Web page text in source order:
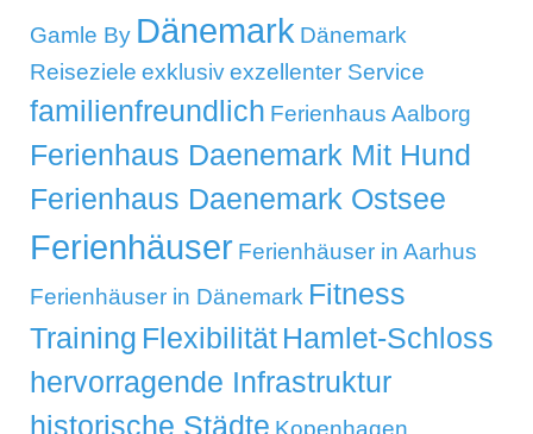
Gamle By Dänemark Dänemark
Reiseziele exklusivexzellenter Service
familienfreundlich Ferienhaus Aalborg
Ferienhaus Daenemark Mit Hund
Ferienhaus Daenemark Ostsee
Ferienhäuser Ferienhäuser in Aarhus
Ferienhäuser in Dänemark Fitness
Training Flexibilität Hamlet-Schloss
hervorragende Infrastruktur
historische Städte Kopenhagen